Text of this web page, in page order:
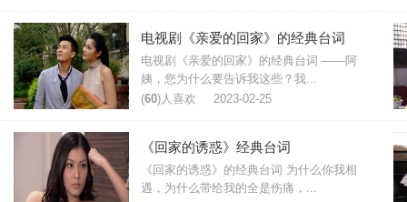
电视剧《亲爱的回家》的经典台词
电视剧《亲爱的回家》的经典台词 ——阿
姨，您为什么要告诉我这些？我...
(60)人喜欢 2023-02-25
《回家的诱惑》经典台词
《回家的诱惑》的经典台词 为什么你我相
遇，为什么带给我的全是伤痛，...